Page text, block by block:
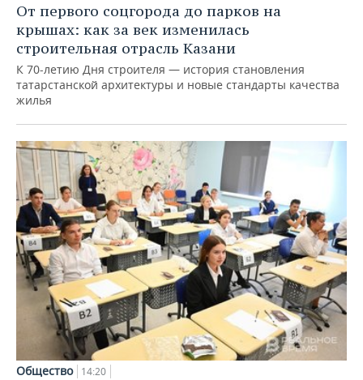
От первого соцгорода до парков на
крышах: как за век изменилась
строительная отрасль Казани
К 70-летию Дня строителя — история становления
татарстанской архитектуры и новые стандарты качества
жилья
Общество 14:20